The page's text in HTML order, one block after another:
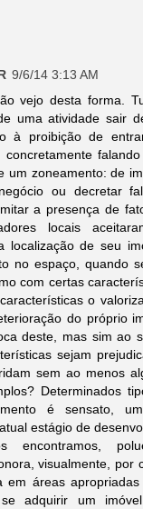
9/6/14 3:13 AM
vejo desta forma.
uma atividade sair
à proibição de
concretamente
um zoneamento: de
ou decretar
a presença de
locais
localização de seu
no espaço, quando
com certas
o
do próprio
deste, mas sim ao
sejam
sem ao menos
Determinados
é sensato,
estágio de
encontramos,
visualmente, por
em áreas
adquirir um